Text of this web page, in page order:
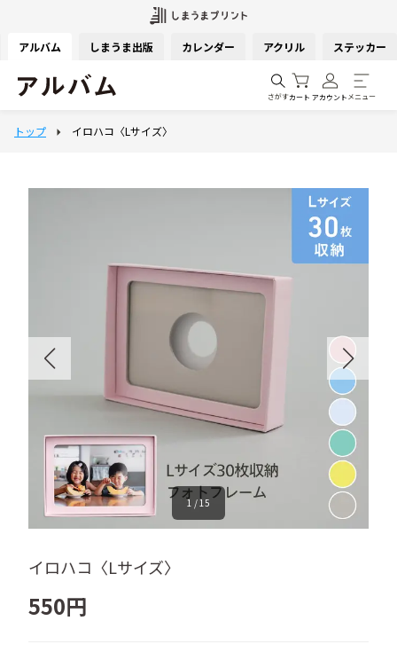
アルバム しまうま出版 カレンダー アクリル ステッカー
さがすカート アカウント メニュー
1 /15
イロハコ〈Lサイズ〉
550円